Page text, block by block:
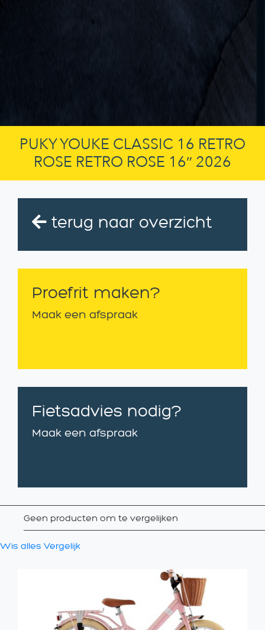
PUKY YOUKE CLASSIC 16 RETRO
ROSE RETRO ROSE 16″ 2026
terug naar overzicht
Proefrit maken?
Maak een afspraak
Fietsadvies nodig?
Maak een afspraak
Geen producten om te vergelijken
Wis alles Vergelijk